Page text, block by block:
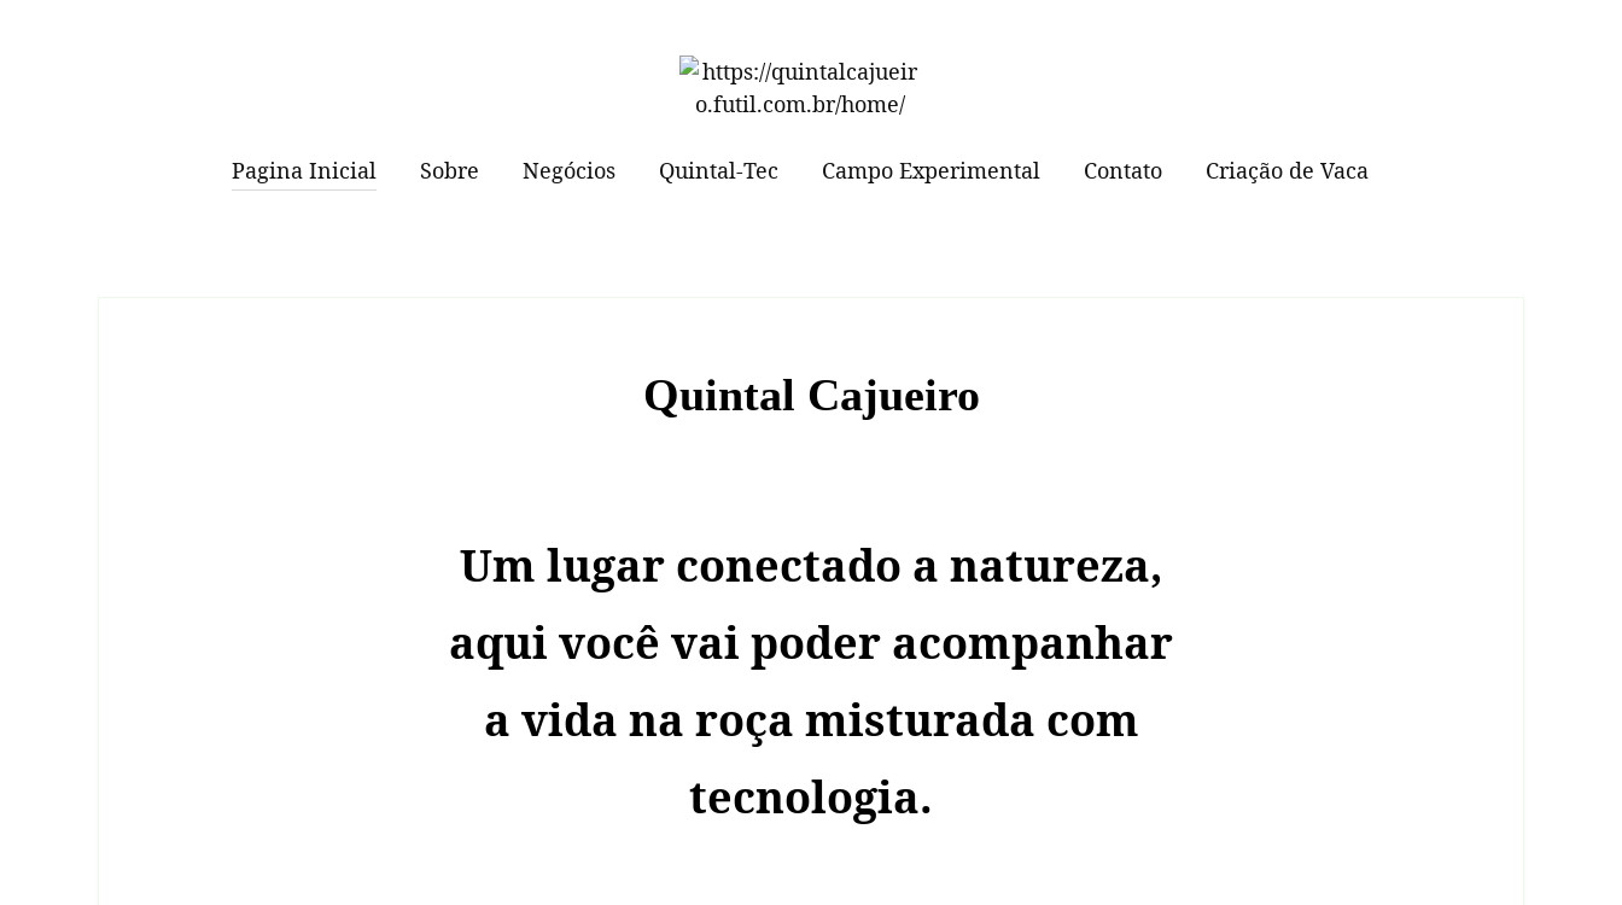
https://quintalcajueiro.futil.com.br/home/
Pagina Inicial Sobre Negócios Quintal-Tec Campo Experimental
Criação de Abelhas
Contato Criação de Vaca
Quintal Cajueiro
Um lugar conectado a natureza,
aqui você vai poder acompanhar
a vida na roça misturada com
tecnologia.